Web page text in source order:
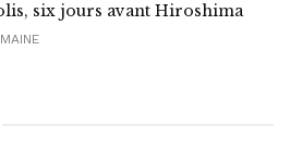
six jours avant Hiroshima